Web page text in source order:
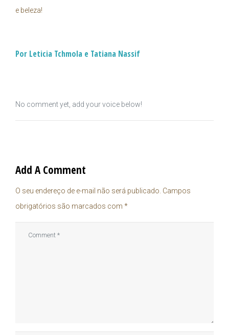
e beleza!
Por Leticia Tchmola e Tatiana Nassif
No comment yet, add your voice below!
Add A Comment
O seu endereço de e-mail não será publicado. Campos
obrigatórios são marcados com *